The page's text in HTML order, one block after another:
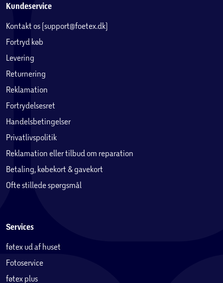
Kundeservice
Kontakt os (support@foetex.dk)
Fortryd køb
Levering
Returnering
Reklamation
Fortrydelsesret
Handelsbetingelser
Privatlivspolitik
Reklamation eller tilbud om reparation
Betaling, købekort & gavekort
Ofte stillede spørgsmål
Services
føtex ud af huset
Fotoservice
føtex plus